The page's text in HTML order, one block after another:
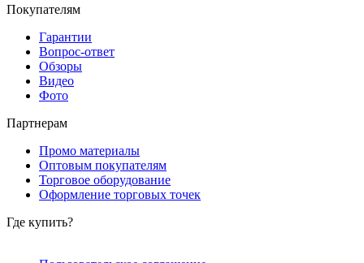
Покупателям
Гарантии
Вопрос-ответ
Обзоры
Видео
Фото
Партнерам
Промо материалы
Оптовым покупателям
Торговое оборудование
Оформление торговых точек
Где купить?